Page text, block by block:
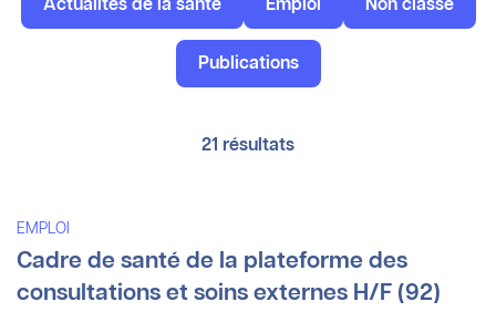
Actualités de la santé Emploi Non classé
Publications
21 résultats
EMPLOI
Cadre de santé de la plateforme des
consultations et soins externes H/F (92)